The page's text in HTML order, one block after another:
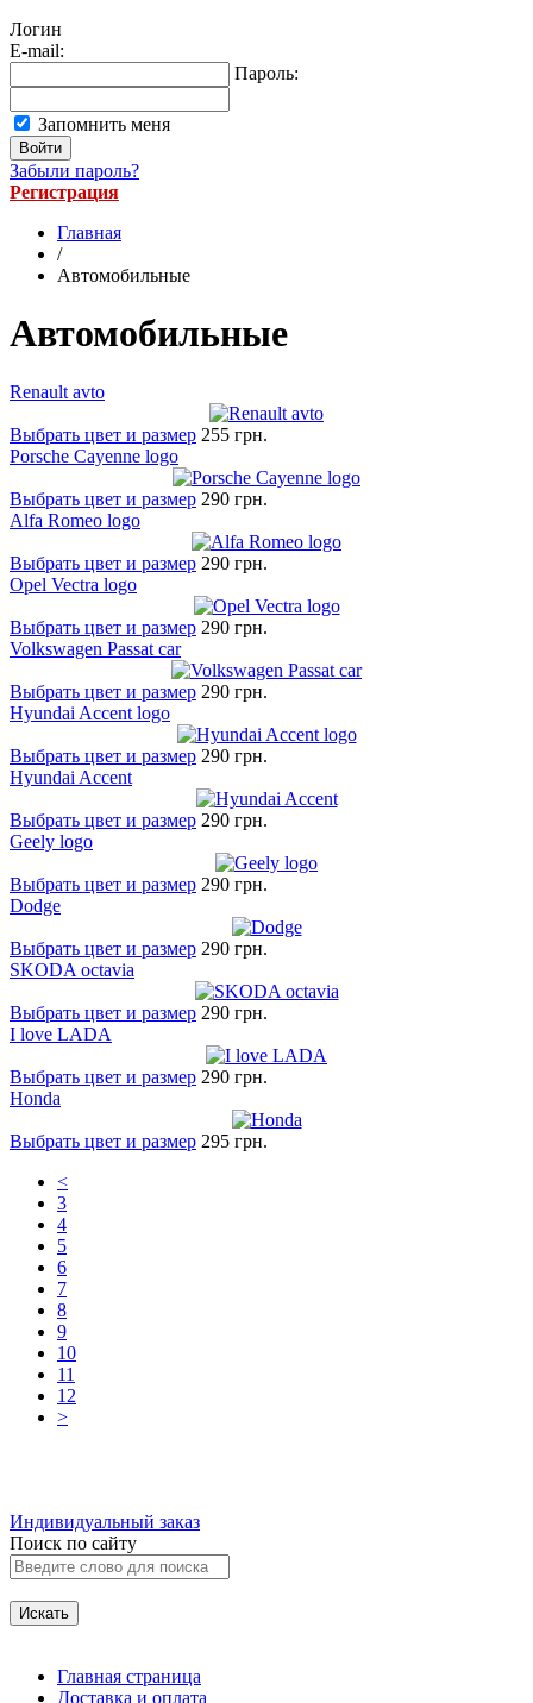
Логин
E-mail:
Пароль:
Запомнить меня
Забыли пароль?
Регистрация
Главная
/
Автомобильные
Автомобильные
Renault avto
Выбрать цвет и размер 255 грн.
Porsche Cayenne logo
Выбрать цвет и размер 290 грн.
Alfa Romeo logo
Выбрать цвет и размер 290 грн.
Opel Vectra logo
Выбрать цвет и размер 290 грн.
Volkswagen Passat car
Выбрать цвет и размер 290 грн.
Hyundai Accent logo
Выбрать цвет и размер 290 грн.
Hyundai Accent
Выбрать цвет и размер 290 грн.
Geely logo
Выбрать цвет и размер 290 грн.
Dodge
Выбрать цвет и размер 290 грн.
SKODA octavia
Выбрать цвет и размер 290 грн.
I love LADA
Выбрать цвет и размер 290 грн.
Honda
Выбрать цвет и размер 295 грн.
<
3
4
5
6
7
8
9
10
11
12
>
Индивидуальный заказ
Поиск по сайту
Главная страница
Доставка и оплата